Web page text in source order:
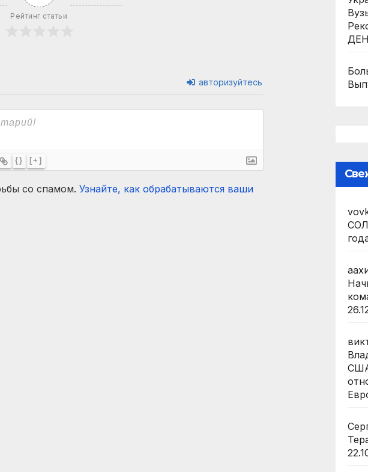
Рейтинг статьи
авторизуйтесь
{} [+]
со спамом. Узнайте, как обрабатываются ваши